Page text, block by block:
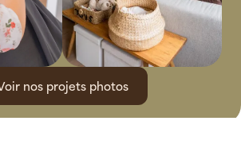
nos projets photos